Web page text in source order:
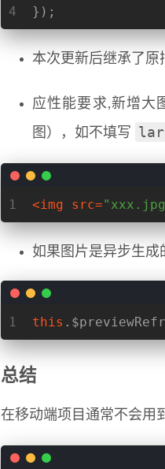
4
});
本次更新后继承了
应性能要求,新增大
图），如不填写
1 <img src=
如果图片是异步生成
1 this
总结
在移动端项目通常不会用